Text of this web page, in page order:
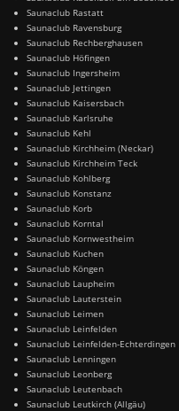
Saunaclub Rastatt
Saunaclub Ravensburg
Saunaclub Rechberghausen
Saunaclub Höfingen
Saunaclub Ingersheim
Saunaclub Jettingen
Saunaclub Kaisersbach
Saunaclub Karlsruhe
Saunaclub Kehl
Saunaclub Kirchheim (Neckar)
Saunaclub Kirchheim Teck
Saunaclub Kohlberg
Saunaclub Konstanz
Saunaclub Korb
Saunaclub Korntal
Saunaclub Kornwestheim
Saunaclub Kuchen
Saunaclub Köngen
Saunaclub Laupheim
Saunaclub Lauterstein
Saunaclub Leimen
Saunaclub Leinfelden
Saunaclub Leinfelden-Echterdingen
Saunaclub Lenningen
Saunaclub Leonberg
Saunaclub Leutenbach
Saunaclub Leutkirch (Allgäu)